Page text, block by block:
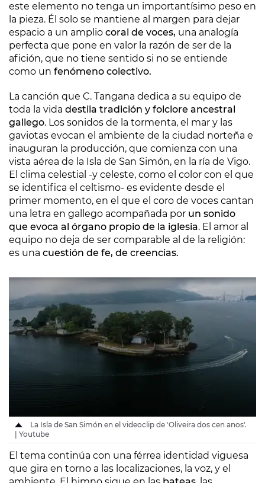
este elemento no tenga un importantísimo peso en
la pieza. Él solo se mantiene al margen para dejar
espacio a un amplio coral de voces, una analogía
perfecta que pone en valor la razón de ser de la
afición, que no tiene sentido si no se entiende
como un fenómeno colectivo.
La canción que C. Tangana dedica a su equipo de
toda la vida destila tradición y folclore ancestral
gallego. Los sonidos de la tormenta, el mar y las
gaviotas evocan el ambiente de la ciudad norteña e
inauguran la producción, que comienza con una
vista aérea de la Isla de San Simón, en la ría de Vigo.
El clima celestial -y celeste, como el color con el que
se identifica el celtismo- es evidente desde el
primer momento, en el que el coro de voces cantan
una letra en gallego acompañada por un sonido
que evoca al órgano propio de la iglesia. El amor al
equipo no deja de ser comparable al de la religión:
es una cuestión de fe, de creencias.
La Isla de San Simón en el videoclip de 'Oliveira dos cen anos'.
| Youtube
El tema continúa con una férrea identidad viguesa
que gira en torno a las localizaciones, la voz, y el